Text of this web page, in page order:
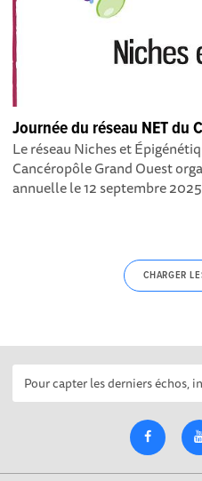
Journée du réseau NET du
Le réseau Niches et
Cancéropôle Grand Ouest
annuelle le 12 septembre
CHARGER